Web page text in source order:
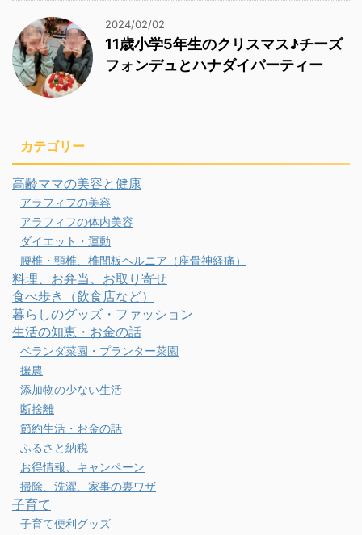
2024/02/02
11歳小学5年生のクリスマス♪チーズ
フォンデュとハナダイパーティー
カテゴリー
高齢ママの美容と健康
アラフィフの美容
アラフィフの体内美容
ダイエット・運動
腰椎・頸椎、椎間板ヘルニア（座骨神経痛）
料理、お弁当、お取り寄せ
食べ歩き（飲食店など）
暮らしのグッズ・ファッション
生活の知恵・お金の話
ベランダ菜園・プランター菜園
援農
添加物の少ない生活
断捨離
節約生活・お金の話
ふるさと納税
お得情報、キャンペーン
掃除、洗濯、家事の裏ワザ
子育て
子育て便利グッズ